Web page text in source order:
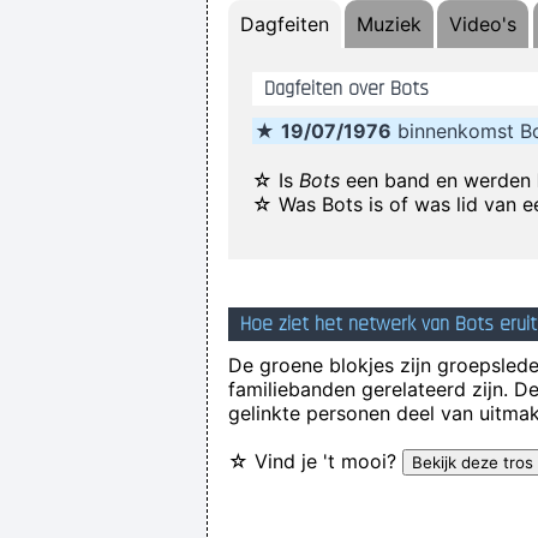
I Was Perceiving Myself As Good
Interesting Statement To
Betty sings about starlight and
I'm investing in a company that
(Annoyed)
I Suppose Ultimately I´m
Dagfeiten
Dagfeiten over Bots
★ 19/07/1976 binnenkomst
☆ Is Bots een band en
☆ Was Bots is of was lid van
Muziek Video's
Hoe ziet het netwerk van Bots
De groene blokjes zijn
familiebanden gerelateerd zijn.
gelinkte personen deel van
☆ Vind je 't mooi?